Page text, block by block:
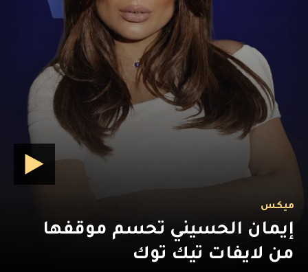
ميكس
إيمان الحسيني تحسم موقفها
من لايفات تيك توك